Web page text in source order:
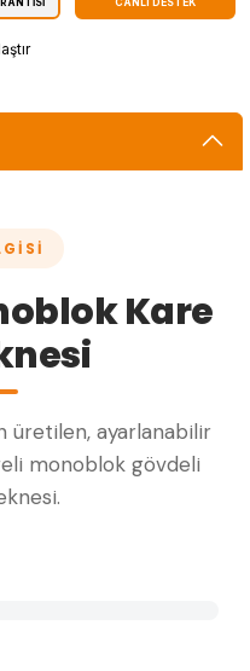
CANLI DESTEK
Kare
üretilen, ayarlanabilir
monoblok gövdeli